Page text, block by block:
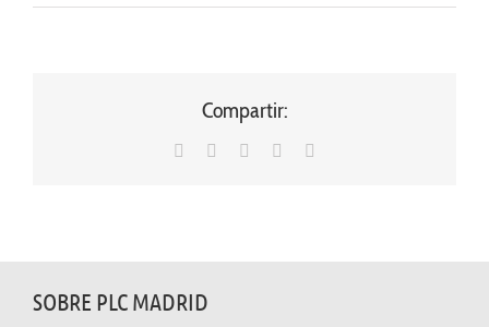
Compartir:
WhatsAppLinkedInFacebook
SOBRE PLC MADRID